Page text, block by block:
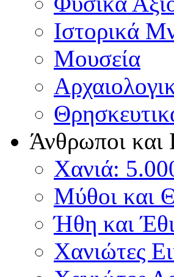
Ιστορικά
Μουσεία
Άνθρωποι και
Χανιά:
Μύθοι και
Ήθη και
Χανιώτες